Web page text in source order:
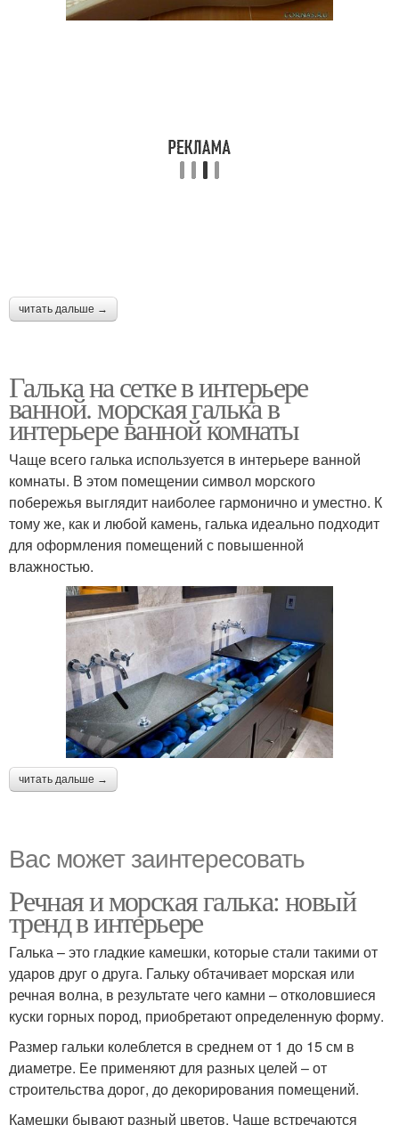
читать дальше →
Галька на сетке в интерьере
ванной. морская галька в
интерьере ванной комнаты
Чаще всего галька используется в интерьере ванной
комнаты. В этом помещении символ морского
побережья выглядит наиболее гармонично и уместно. К
тому же, как и любой камень, галька идеально подходит
для оформления помещений с повышенной
влажностью.
читать дальше →
Вас может заинтересовать
Речная и морская галька: новый
тренд в интерьере
Галька – это гладкие камешки, которые стали такими от
ударов друг о друга. Гальку обтачивает морская или
речная волна, в результате чего камни – отколовшиеся
куски горных пород, приобретают определенную форму.
Размер гальки колеблется в среднем от 1 до 15 см в
диаметре. Ее применяют для разных целей – от
строительства дорог, до декорирования помещений.
Камешки бывают разный цветов. Чаще встречаются